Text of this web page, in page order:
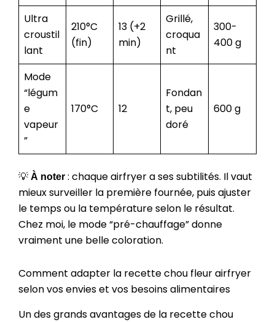
Ultra
croustil
lant
210°C
(fin)
13 (+2
min)
Grillé,
croqua
nt
300-
400 g
Mode
“légum
e
vapeur
”
170°C 12
Fondan
t, peu
doré
600 g
💡 À noter : chaque airfryer a ses subtilités. Il vaut
mieux surveiller la première fournée, puis ajuster
le temps ou la température selon le résultat.
Chez moi, le mode “pré-chauffage” donne
vraiment une belle coloration.
Comment adapter la recette chou fleur airfryer
selon vos envies et vos besoins alimentaires
Un des grands avantages de la recette chou